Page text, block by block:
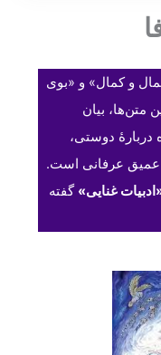
و کمال» و «بوی
متن‌ها، بیان
دوستی،
عرفانی است.
ادبیات غنایی» گفته